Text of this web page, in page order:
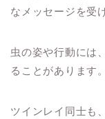
なメッセージを受
虫の姿や行動には
ることがあります。
ツインレイ同士も